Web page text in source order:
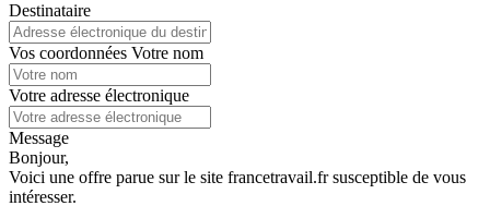
Destinataire
Vos coordonnées Votre nom
Votre adresse électronique
Message
Bonjour,
Voici une offre parue sur le site francetravail.fr susceptible de vous
intéresser.